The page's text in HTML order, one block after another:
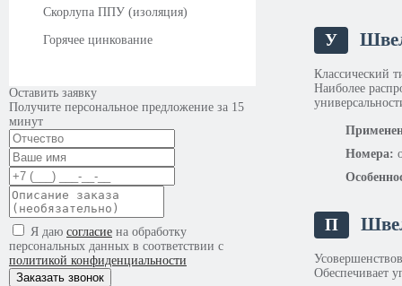
Скорлупа ППУ (изоляция)
Горячее цинкование
Оставить заявку
Получите персональное предложение за 15
минут
Я даю согласие на обработку
персональных данных в соответствии с
политикой конфиденциальности
Заказать звонок
У
Классический
Наиболее
Номера:
П
Обеспечивает